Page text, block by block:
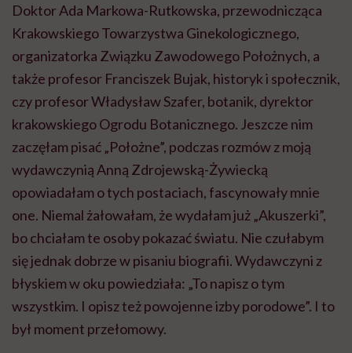
Doktor Ada Markowa-Rutkowska, przewodnicząca
Krakowskiego Towarzystwa Ginekologicznego,
organizatorka Związku Zawodowego Położnych, a
także profesor Franciszek Bujak, historyk i społecznik,
czy profesor Władysław Szafer, botanik, dyrektor
krakowskiego Ogrodu Botanicznego. Jeszcze nim
zaczęłam pisać „Położne”, podczas rozmów z moją
wydawczynią Anną Zdrojewską-Żywiecką
opowiadałam o tych postaciach, fascynowały mnie
one. Niemal żałowałam, że wydałam już „Akuszerki”,
bo chciałam te osoby pokazać światu. Nie czułabym
się jednak dobrze w pisaniu biografii. Wydawczyni z
błyskiem w oku powiedziała: „To napisz o tym
wszystkim. I opisz też powojenne izby porodowe”. I to
był moment przełomowy.